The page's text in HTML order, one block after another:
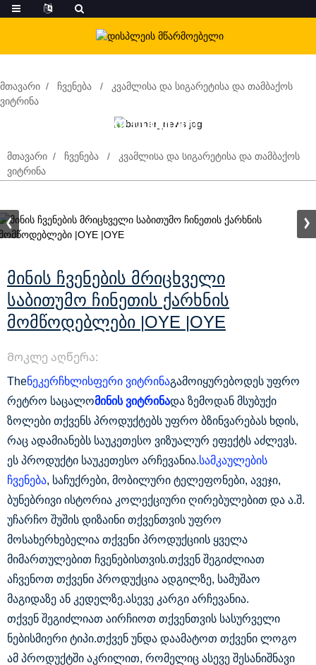
ᲛᲗᲐᲕᲐᲠᲘ ᲩᲕᲔᲜᲔᲑᲐ
ᲙᲕᲐᲛᲚᲘᲡᲐ ᲓᲐ ᲡᲘᲒᲐᲠᲔᲢᲘᲡᲐ ᲓᲐ ᲗᲐᲛᲑᲐᲥᲝᲡ
ᲕᲘᲢᲠᲘᲜᲐ
საბითუმო ჩინეთის ქარხნის
ᲛᲗᲐᲕᲐᲠᲘ ᲩᲕᲔᲜᲔᲑᲐ
ᲙᲕᲐᲛᲚᲘᲡᲐ ᲓᲐ ᲡᲘᲒᲐᲠᲔᲢᲘᲡᲐ ᲓᲐ ᲗᲐᲛᲑᲐᲥᲝᲡ
ᲕᲘᲢᲠᲘᲜᲐ
Მინის Ჩვენების Მრიცხველი
Საბითუმო Ჩინეთის Ქარხნის
Მომწოდებლები |OYE |OYE
Მოკლე აღწერა:
Theნეკერჩხლისფერი ვიტრინაგამოიყურებოდეს უფრო
რეტრო საცალომინის ვიტრინადა ზემოდან მსუბუქი
ზოლები თქვენს პროდუქტებს უფრო ბზინვარებას ხდის,
რაც ადამიანებს საუკეთესო ვიზუალურ ეფექტს აძლევს.
ეს პროდუქტი საუკეთესო არჩევანია.სამკაულების
ჩვენება, საჩუქრები, მობილური ტელეფონები, ავეჯი,
ბუნებრივი ისტორია კოლექციური ღირებულებით და ა.შ.
უჩარჩო შუშის დიზაინი თქვენთვის უფრო
მოსახერხებელია თქვენი პროდუქციის ყველა
მიმართულებით ჩვენებისთვის.თქვენ შეგიძლიათ
აჩვენოთ თქვენი პროდუქცია ადგილზე, სამუშაო
მაგიდაზე ან კედელზე.ასევე კარგი არჩევანია.
თქვენ შეგიძლიათ აირჩიოთ თქვენთვის სასურველი
ნებისმიერი ტიპი.თქვენ უნდა დაამატოთ თქვენი ლოგო
ამ პროდუქტში აკრილით, რომელიც ასევე შესანიშნავი